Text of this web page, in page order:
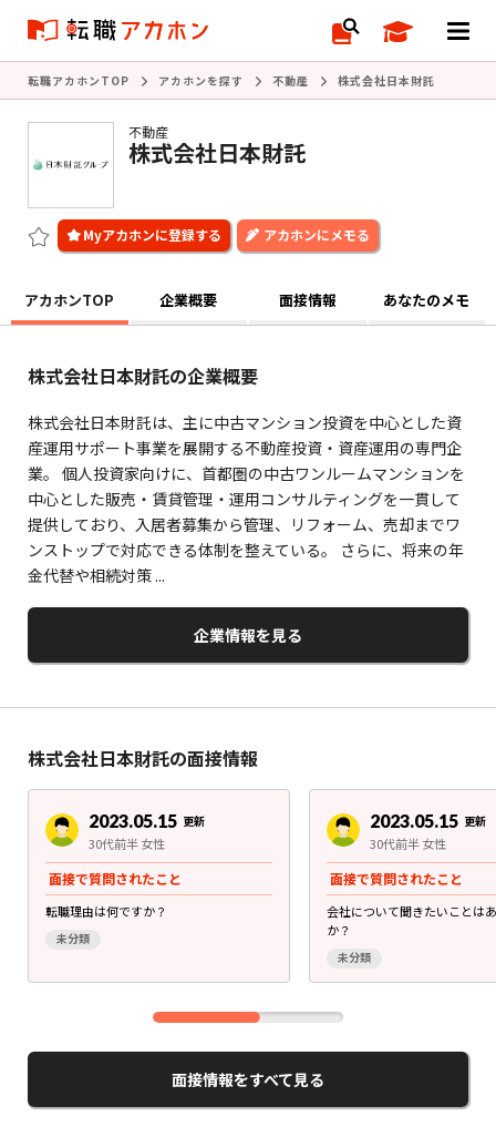
転職アカホンTOP アカホンを探す 不動産 株式会社日本財託
不動産
株式会社日本財託
アカホンにメモる
アカホンTOP 企業概要 面接情報 あなたのメモ
株式会社日本財託の企業概要
株式会社日本財託は、主に中古マンション投資を中心とした資
産運用サポート事業を展開する不動産投資・資産運用の専門企
業。 個人投資家向けに、首都圏の中古ワンルームマンションを
中心とした販売・賃貸管理・運用コンサルティングを一貫して
提供しており、入居者募集から管理、リフォーム、売却までワ
ンストップで対応できる体制を整えている。 さらに、将来の年
金代替や相続対策 ...
企業情報を見る
株式会社日本財託の面接情報
2023.05.15 更新
30代前半 女性
面接で質問されたこと
転職理由は何ですか？
未分類
2023.05.15 更新
30代前半 女性
面接で質問されたこと
会社について聞きたいことは
か？
未分類
面接情報をすべて見る